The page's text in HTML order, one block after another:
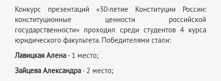
Конкурс презентаций «30-летие Конституции России:
конституционные ценности российской
государственности» проходил среди студентов 4 курса
юридического факультета. Победителями стали:
Лавицкая Алена - 1 место;
Зайцева Александра - 2 место;